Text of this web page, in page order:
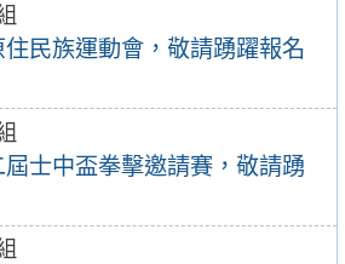
民族運動會，敬請踴躍報名
士中盃拳擊邀請賽，敬請踴